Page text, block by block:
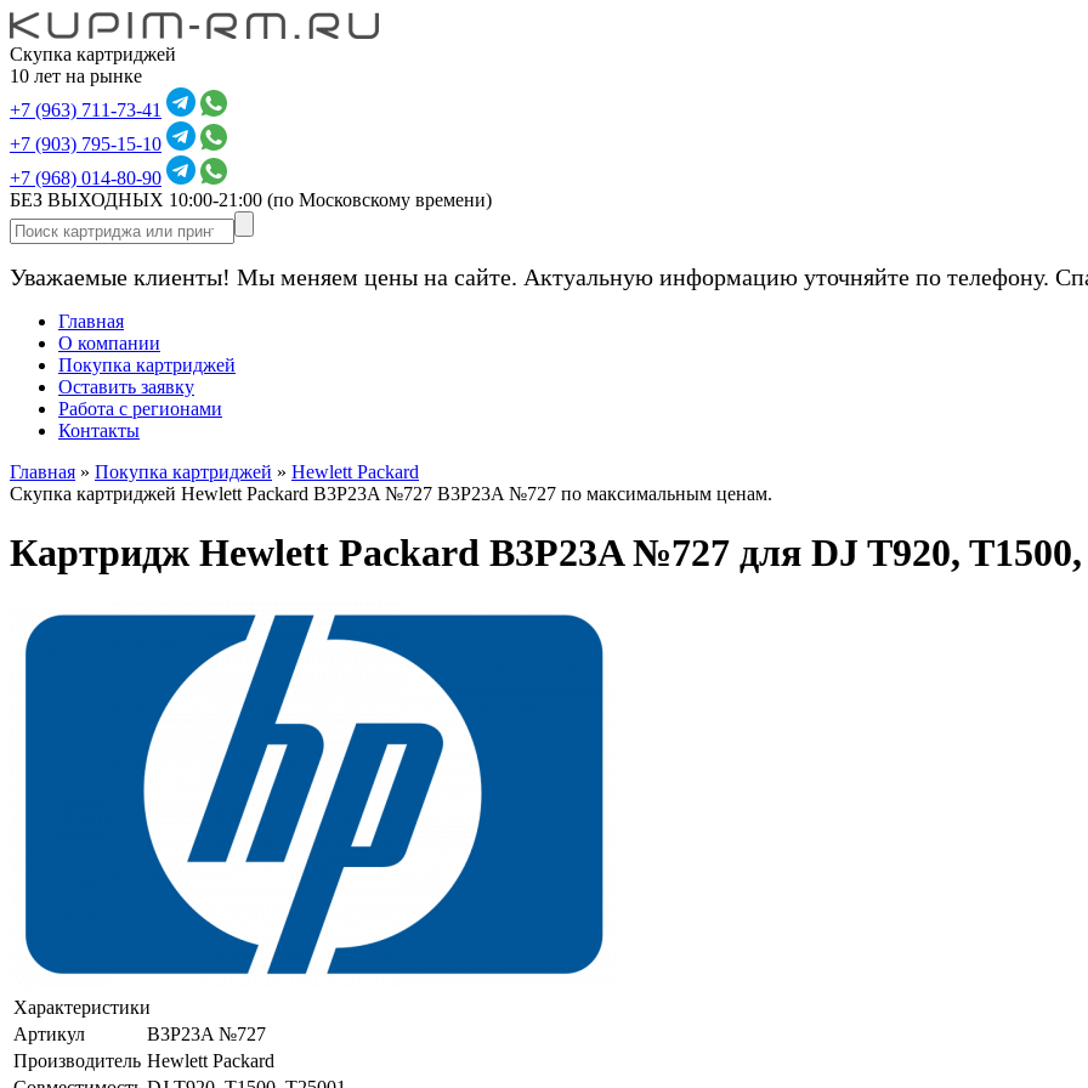
Скупка картриджей
10 лет на рынке
+7 (963) 711-73-41
+7 (903) 795-15-10
+7 (968) 014-80-90
БЕЗ ВЫХОДНЫХ 10:00-21:00 (по Московскому времени)
Уважаемые клиенты! Мы меняем цены на сайте. Актуальную информацию уточняйте по телефону.
Главная
О компании
Покупка картриджей
Оставить заявку
Работа с регионами
Контакты
Главная » Покупка картриджей » Hewlett Packard
Скупка картриджей Hewlett Packard B3P23A №727 B3P23A №727 по максимальным ценам.
Картридж Hewlett Packard B3P23A №727 для DJ T920, T1500,
Характеристики
Артикул
B3P23A №727
Производитель Hewlett Packard